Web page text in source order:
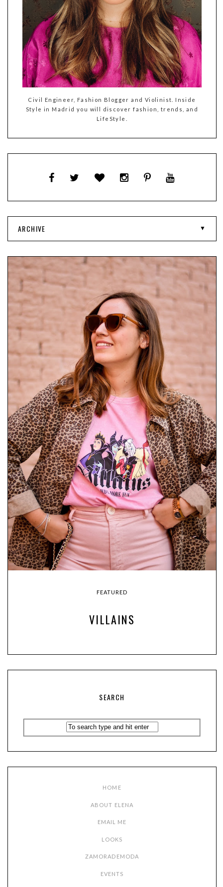
Civil Engineer, Fashion Blogger and Violinist. Inside
Style in Madrid you will discover fashion, trends, and
LifeStyle.
ARCHIVE
FEATURED
VILLAINS
SEARCH
HOME
ABOUT ELENA
EMAIL ME
LOOKS
ZAMORADEMODA
EVENTS